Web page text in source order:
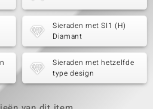
Sieraden met SI1 (H)
Diamant
Sieraden met hetzelfde
type design